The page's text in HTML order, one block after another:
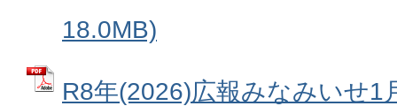
18.0MB)
R8年(2026)広報みなみいせ1